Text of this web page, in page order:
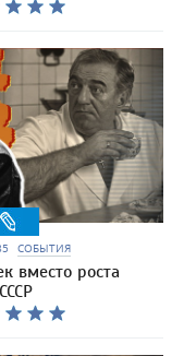
СОБЫТИЯ
вместо роста